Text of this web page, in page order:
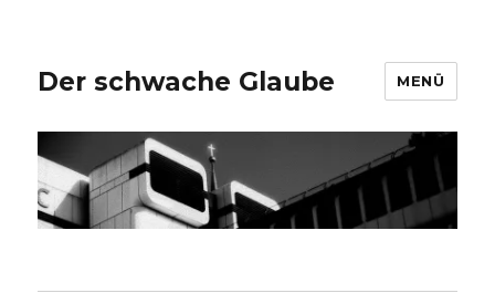
Der schwache Glaube MENÜ